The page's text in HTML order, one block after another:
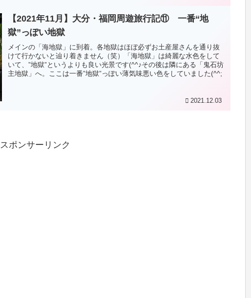
【2021年11月】大分・福岡周遊旅行記⑪ 一番“地
獄”っぽい地獄
メインの「海地獄」に到着。各地獄はほぼ必ずお土産屋さんを通り抜
けて行かないと辿り着きません（笑）「海地獄」は綺麗な水色をして
いて、”地獄”というよりも良い光景です(^^♪その後は隣にある「鬼石坊
主地獄」へ。ここは一番”地獄”っぽい薄気味悪い色をしていました(^^;
2021.12.03
スポンサーリンク